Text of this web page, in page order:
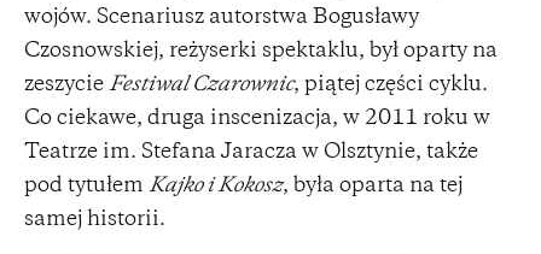
wojów. Scenariusz autorstwa Bogusławy
Czosnowskiej, reżyserki spektaklu, był oparty na
zeszycie Festiwal Czarownic, piątej części cyklu.
Co ciekawe, druga inscenizacja, w 2011 roku w
Teatrze im. Stefana Jaracza w Olsztynie, także
pod tytułem Kajko i Kokosz, była oparta na tej
samej historii.